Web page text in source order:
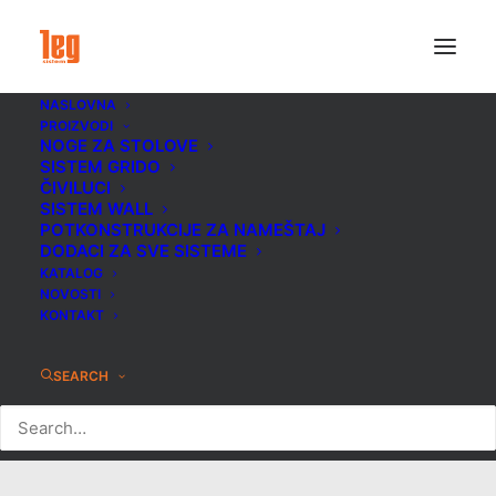
NASLOVNA
PROIZVODI
NOGE ZA STOLOVE
SISTEM GRIDO
ČIVILUCI
SISTEM WALL
POTKONSTRUKCIJE ZA NAMEŠTAJ
DODACI ZA SVE SISTEME
KATALOG
NOVOSTI
KONTAKT
SEARCH